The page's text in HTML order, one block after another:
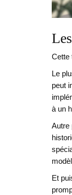
Cette
Le
peut
à un
Autre
Et